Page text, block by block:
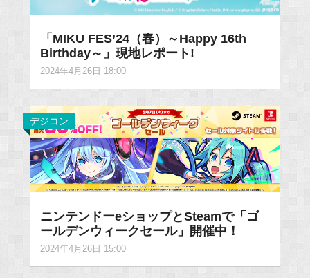
「MIKU FES’24（春）～Happy 16th
Birthday～」現地レポート!
2024年4月26日 18:00
デジコン
ニンテンドーeショップとSteamで「ゴ
ールデンウィークセール」開催中！
2024年4月26日 15:00